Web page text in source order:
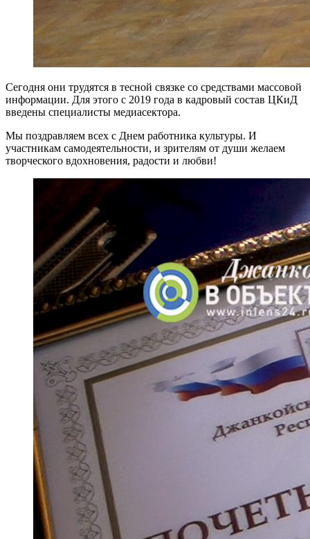
Сегодня они трудятся в тесной связке со средствами массовой
информации. Для этого с 2019 года в кадровый состав ЦКиД
введены специалисты медиасектора.
Мы поздравляем всех с Днем работника культуры. И
участникам самодеятельности, и зрителям от души желаем
творческого вдохновения, радости и любви!